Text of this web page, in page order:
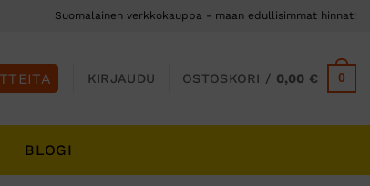
Suomalainen verkkokauppa - maan edullisimmat hinnat!
KIRJAUDU OSTOSKORI / 0,00€ 0
BLOGI